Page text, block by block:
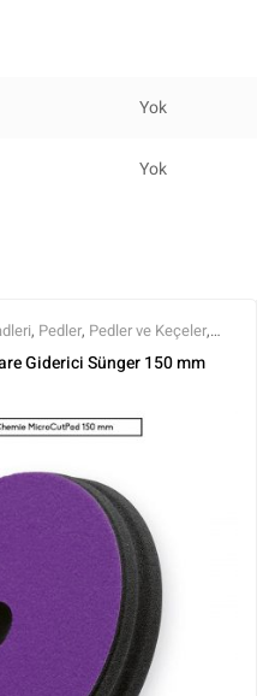
Yok
Yok
, Pedler, Pedler ve Keçeler,
,Tüm Ürünler
Giderici Sünger 150 mm